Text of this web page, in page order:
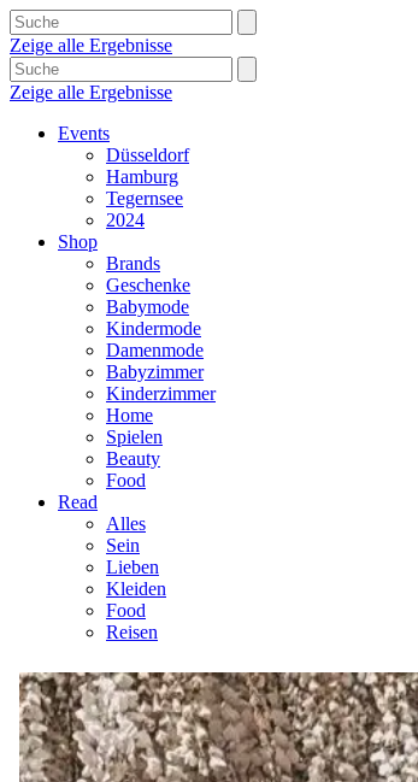
Zeige alle Ergebnisse
Zeige alle Ergebnisse
Events
Düsseldorf
Hamburg
Tegernsee
2024
Shop
Brands
Geschenke
Babymode
Kindermode
Damenmode
Babyzimmer
Kinderzimmer
Home
Spielen
Beauty
Food
Read
Alles
Sein
Lieben
Kleiden
Food
Reisen